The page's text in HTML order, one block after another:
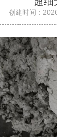
服务项目
厂房厂区
新闻中心
访客留言
联系我们
创建时间：